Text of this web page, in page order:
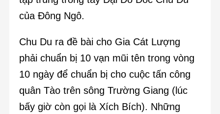
của Đông Ngô.
Chu Du ra đề bài cho Gia Cát Lượng
phải chuẩn bị 10 vạn mũi tên trong vòng
10 ngày để chuẩn bị cho cuộc tấn công
quân Tào trên sông Trường Giang (lúc
bấy giờ còn gọi là Xích Bích). Những